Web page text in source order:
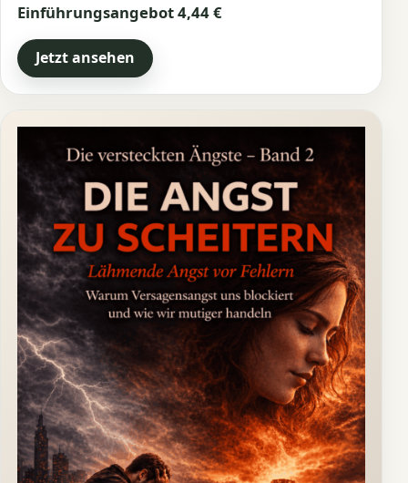
Einführungsangebot 4,44 €
Jetzt ansehen